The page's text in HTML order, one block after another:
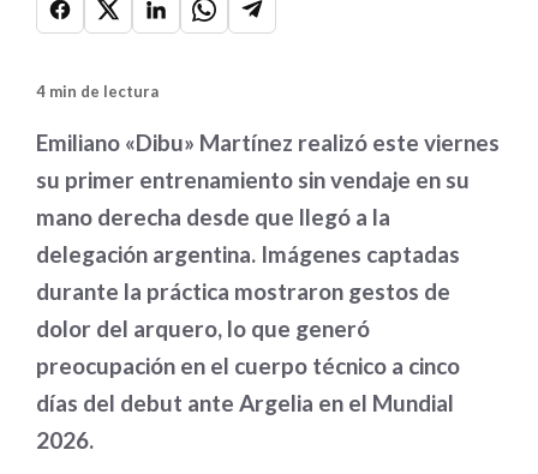
4 min de lectura
Emiliano «Dibu» Martínez realizó este viernes
su primer entrenamiento sin vendaje en su
mano derecha desde que llegó a la
delegación argentina. Imágenes captadas
durante la práctica mostraron gestos de
dolor del arquero, lo que generó
preocupación en el cuerpo técnico a cinco
días del debut ante Argelia en el Mundial
2026.